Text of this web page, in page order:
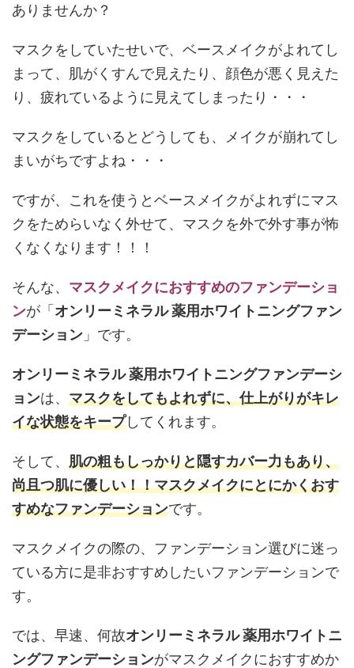
ありませんか？
マスクをしていたせいで、ベースメイクがよれてし
まって、肌がくすんで見えたり、顔色が悪く見えた
り、疲れているように見えてしまったり・・・
マスクをしているとどうしても、メイクが崩れてし
まいがちですよね・・・
ですが、これを使うとベースメイクがよれずにマス
クをためらいなく外せて、マスクを外で外す事が怖
くなくなります！！！
そんな、 マスクメイクにおすすめのファンデーショ
ンが「 オンリーミネラル 薬用ホワイトニングファン
デーション 」です。
オンリーミネラル 薬用ホワイトニングファンデーシ
ョンは、 マスクをしてもよれずに、仕上がりがキレ
イな状態をキープしてくれます。
そして、 肌の粗もしっかりと隠すカバー力もあり、
尚且つ肌に優しい！！マスクメイクにとにかくおす
すめなファンデーションです。
マスクメイクの際の、ファンデーション選びに迷っ
ている方に是非おすすめしたいファンデーションで
す。
では、早速、何故オンリーミネラル 薬用ホワイトニ
ングファンデーションがマスクメイクにおすすめか